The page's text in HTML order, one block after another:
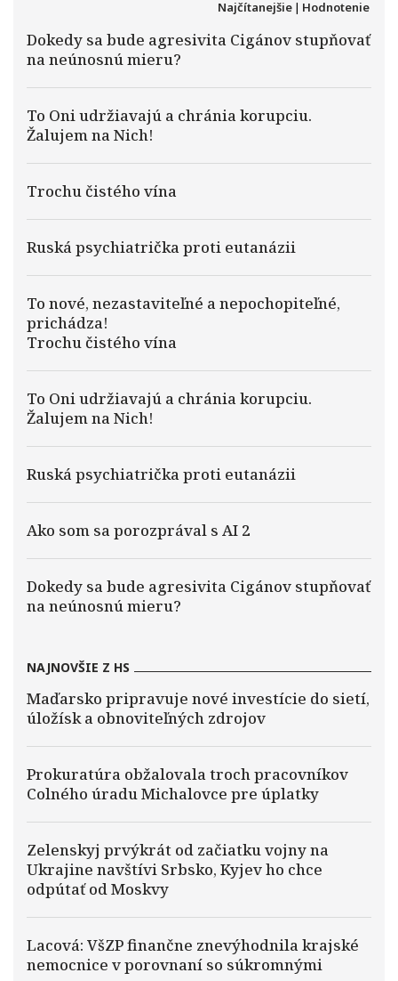
Najčítanejšie | Hodnotenie
Dokedy sa bude agresivita Cigánov stupňovať
na neúnosnú mieru?
To Oni udržiavajú a chránia korupciu.
Žalujem na Nich!
Trochu čistého vína
Ruská psychiatrička proti eutanázii
To nové, nezastaviteľné a nepochopiteľné,
prichádza!
Trochu čistého vína
To Oni udržiavajú a chránia korupciu.
Žalujem na Nich!
Ruská psychiatrička proti eutanázii
Ako som sa porozprával s AI 2
Dokedy sa bude agresivita Cigánov stupňovať
na neúnosnú mieru?
NAJNOVŠIE Z HS
Maďarsko pripravuje nové investície do sietí,
úložísk a obnoviteľných zdrojov
Prokuratúra obžalovala troch pracovníkov
Colného úradu Michalovce pre úplatky
Zelenskyj prvýkrát od začiatku vojny na
Ukrajine navštívi Srbsko, Kyjev ho chce
odpútať od Moskvy
Lacová: VšZP finančne znevýhodnila krajské
nemocnice v porovnaní so súkromnými